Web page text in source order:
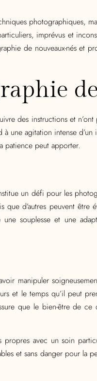
photographiques,
imprévus et
de nouveaux-nés et
des instructions et
agitation intense d’un
patience peut apporter.
un défi pour les
d’autres peuvent être
souplesse et une
manipuler
et le temps qu’il peut
que le bien-être de
avec un soin
et sans danger pour la